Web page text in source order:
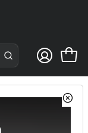
Junior - Black